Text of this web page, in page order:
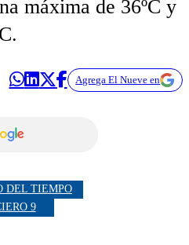
máxima de 36ºC y
Agrega El Nueve en
DEL TIEMPO
9